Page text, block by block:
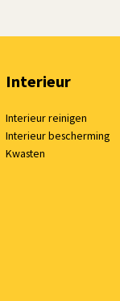
Interieur
Interieur reinigen
Interieur bescherming
Kwasten